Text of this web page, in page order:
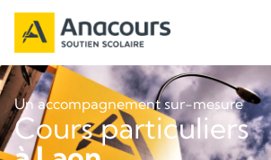
Un accompagnement sur-mesure
Cours particuliers